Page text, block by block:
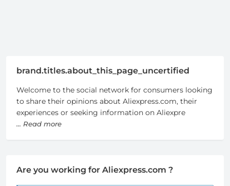
brand.titles.about_this_page_uncertified
Welcome to the social network for consumers looking
to share their opinions about Aliexpress.com, their
experiences or seeking information on Aliexpre
... Read more
Are you working for Aliexpress.com ?